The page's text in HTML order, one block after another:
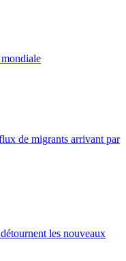
de migrants arrivant par
les nouveaux